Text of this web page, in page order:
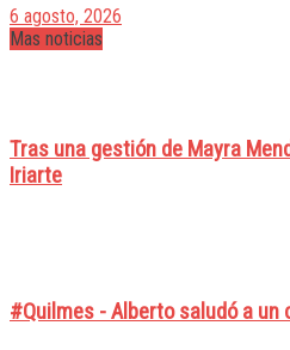
6 agosto, 2026
Mas noticias
Tras una gestión de Mayra
Iriarte
#Quilmes - Alberto saludó a un